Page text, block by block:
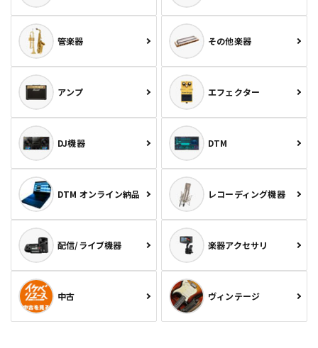
管楽器 その他楽器
アンプ エフェクター
DJ機器 DTM
DTM オンライン納品 レコーディング機器
配信/ライブ機器 楽器アクセサリ
中古 ヴィンテージ